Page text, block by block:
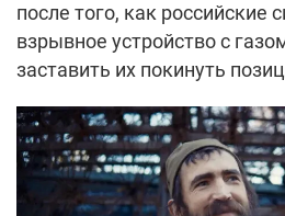
после того, как российские
взрывное устройство с
заставить их покинуть